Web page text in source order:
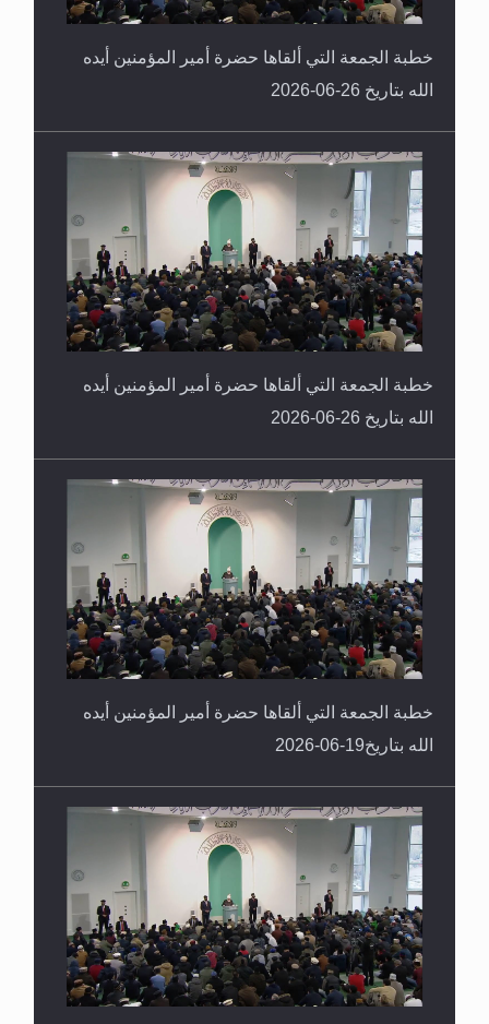
خطبة الجمعة التي ألقاها حضرة أمير المؤمنين أيده
الله بتاريخ 26-06-2026
خطبة الجمعة التي ألقاها حضرة أمير المؤمنين أيده
الله بتاريخ 26-06-2026
خطبة الجمعة التي ألقاها حضرة أمير المؤمنين أيده
الله بتاريخ19-06-2026